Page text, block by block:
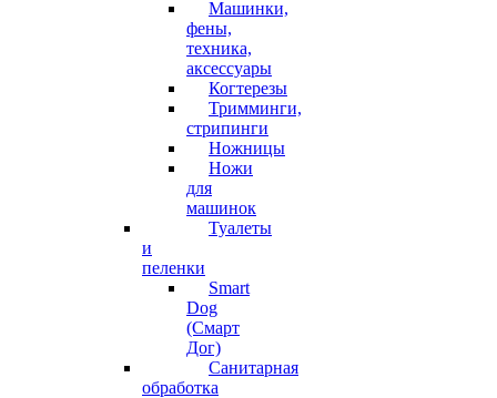
Машинки,
фены,
техника,
аксессуары
Когтерезы
Тримминги,
стрипинги
Ножницы
Ножи
для
машинок
Туалеты
и
пеленки
Smart
Dog
(Смарт
Дог)
Санитарная
обработка